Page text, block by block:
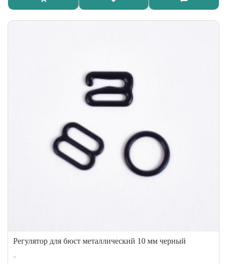
Регулятор для бюст металлический 10 мм черный
..